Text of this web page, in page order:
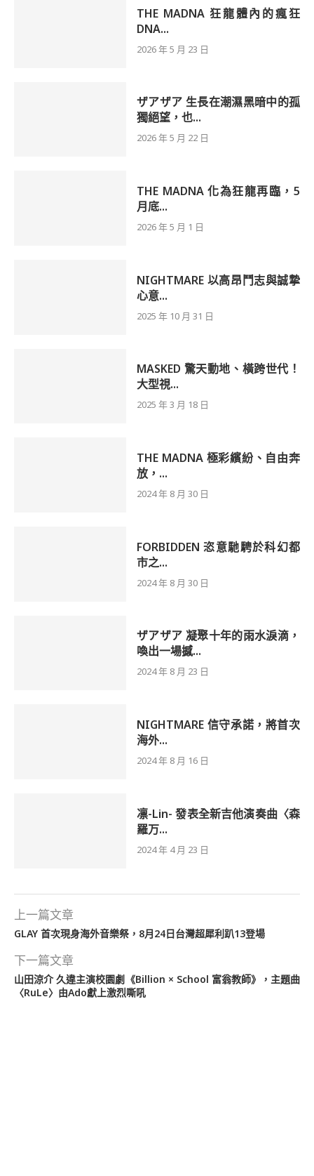
THE MADNA 狂龍體內的瘋狂
DNA...
2026 年 5 月 23 日
ザアザア 生長在潮濕黑暗中的孤
獨絕望，也...
2026 年 5 月 22 日
THE MADNA 化為狂龍再臨，5
月底...
2026 年 5 月 1 日
NIGHTMARE 以高昂鬥志與誠摯
心意...
2025 年 10 月 31 日
MASKED 驚天動地、橫跨世代！
大型視...
2025 年 3 月 18 日
THE MADNA 極彩繽紛、自由奔
放，...
2024 年 8 月 30 日
FORBIDDEN 恣意馳騁於科幻都
市之...
2024 年 8 月 30 日
ザアザア 凝聚十年的雨水淚滴，
喚出一場撼...
2024 年 8 月 23 日
NIGHTMARE 信守承諾，將首次
海外...
2024 年 8 月 16 日
凛-Lin- 發表全新吉他演奏曲〈森
羅万...
2024 年 4 月 23 日
上一篇文章
GLAY 首次現身海外音樂祭，8月24日台灣超犀利趴13登場
下一篇文章
山田涼介 久違主演校園劇《Billion × School 富翁教師》，主題曲
〈RuLe〉由Ado獻上激烈嘶吼